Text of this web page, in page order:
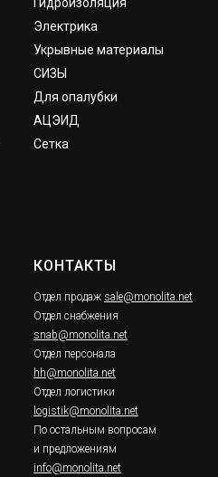
Электрика
Укрывные материалы
СИЗЫ
Для опалубки
АЦЭИД
Сетка
КОНТАКТЫ
Отдел продаж sale@monolita.net
Отдел снабжения
snab@monolita.net
Отдел персонала
hh@monolita.net
Отдел логистики
logistik@monolita.net
По остальным вопросам
и предложениям
info@monolita.net